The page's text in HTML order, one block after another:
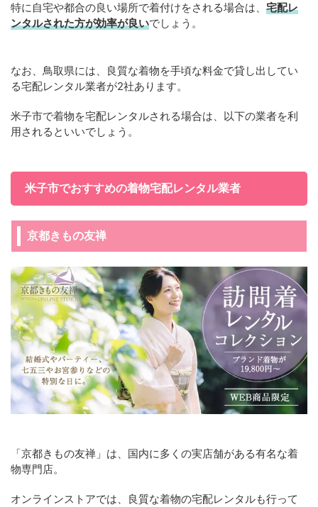
特に自宅や都合の良い場所で着付けをされる場合は、 宅配レ
ンタルされた方が効率が良いでしょう。
なお、鳥取県には、良質な着物を手頃な料金で貸し出してい
る宅配レンタル業者が2社あります。
米子市で着物を宅配レンタルされる場合は、以下の業者を利
用されるといいでしょう。
米子市でおすすめの着物宅配レンタル業者
京都きもの友禅
「京都きもの友禅」は、国内に多くの実店舗がある有名な着
物専門店。
オンラインストアでは、良質な着物の宅配レンタルも行って